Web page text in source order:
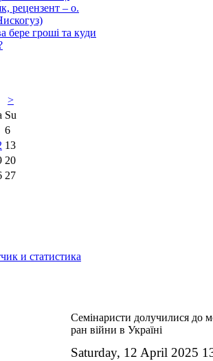
рецензент – о.
бере гроші та куди
>
Su
6
13
20
27
Семінаристи долучилися до
ран війни в Україні
Saturday, 12 April 2025